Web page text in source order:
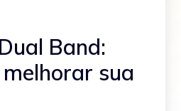
Band:
sua